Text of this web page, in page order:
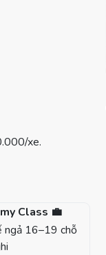
xe.
Class 💼
ngả 16–19 chỗ